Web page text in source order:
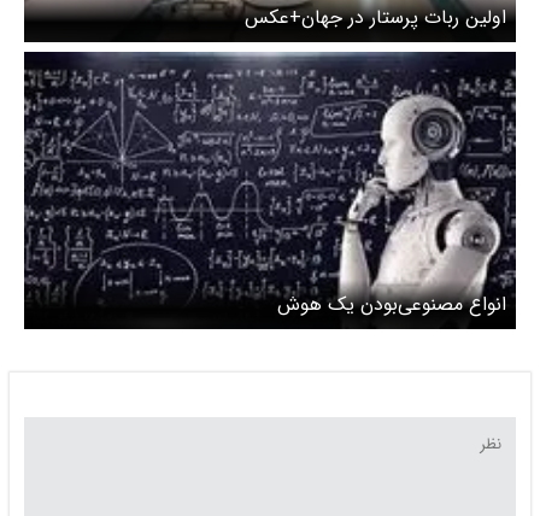
اولین ربات پرستار در جهان+عکس
انواع مصنوعی‌بودن یک هوش